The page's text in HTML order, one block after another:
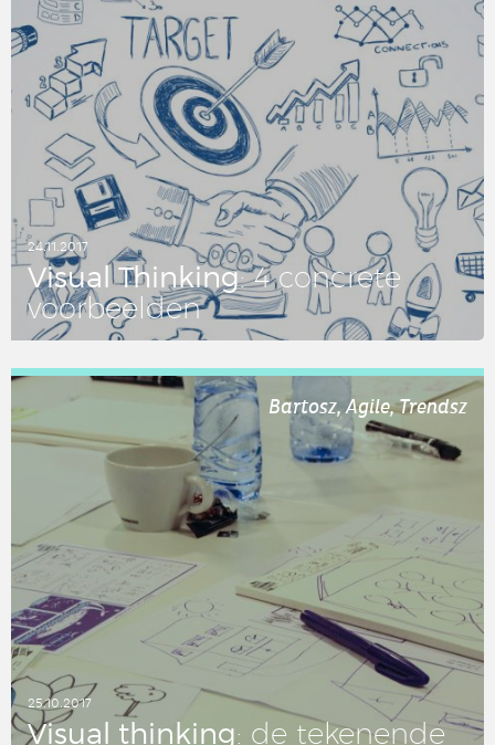
24.11.2017
Visual Thin­king: 4 con­cre­te
voor­beel­den
LEES DIT ARTIKEL
Bartosz, Agile, Trendsz
25.10.2017
Visual thin­king: de te­ke­nen­de